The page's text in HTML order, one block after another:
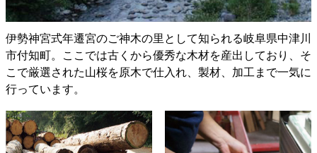
伊勢神宮式年遷宮のご神木の里として知られる岐阜県中津川
市付知町。ここでは古くから優秀な木材を産出しており、そ
こで厳選された山桜を原木で仕入れ、製材、加工まで一気に
行っています。